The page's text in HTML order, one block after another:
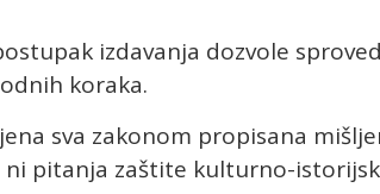
izdavanja dozvole
koraka.
sva zakonom propisana
pitanja zaštite kulturno-